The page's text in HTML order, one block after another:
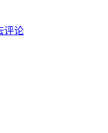
评论